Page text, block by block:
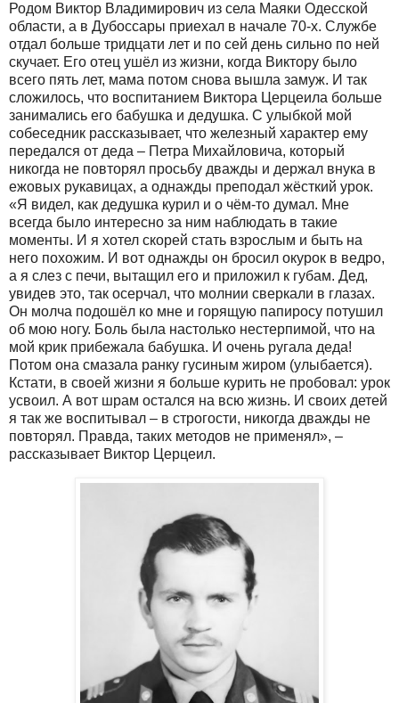
Родом Виктор Владимирович из села Маяки Одесской
области, а в Дубоссары приехал в начале 70-х. Службе
отдал больше тридцати лет и по сей день сильно по ней
скучает. Его отец ушёл из жизни, когда Виктору было
всего пять лет, мама потом снова вышла замуж. И так
сложилось, что воспитанием Виктора Церцеила больше
занимались его бабушка и дедушка. С улыбкой мой
собеседник рассказывает, что железный характер ему
передался от деда – Петра Михайловича, который
никогда не повторял просьбу дважды и держал внука в
ежовых рукавицах, а однажды преподал жёсткий урок.
«Я видел, как дедушка курил и о чём-то думал. Мне
всегда было интересно за ним наблюдать в такие
моменты. И я хотел скорей стать взрослым и быть на
него похожим. И вот однажды он бросил окурок в ведро,
а я слез с печи, вытащил его и приложил к губам. Дед,
увидев это, так осерчал, что молнии сверкали в глазах.
Он молча подошёл ко мне и горящую папиросу потушил
об мою ногу. Боль была настолько нестерпимой, что на
мой крик прибежала бабушка. И очень ругала деда!
Потом она смазала ранку гусиным жиром (улыбается).
Кстати, в своей жизни я больше курить не пробовал: урок
усвоил. А вот шрам остался на всю жизнь. И своих детей
я так же воспитывал – в строгости, никогда дважды не
повторял. Правда, таких методов не применял», –
рассказывает Виктор Церцеил.